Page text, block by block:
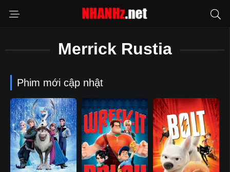
Merrick Rustia
Phim mới cập nhật